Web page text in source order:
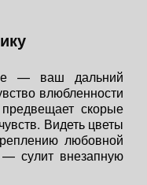
— ваш дальний
влюбленности
скорые
Видеть цветы
любовной
сулит внезапную